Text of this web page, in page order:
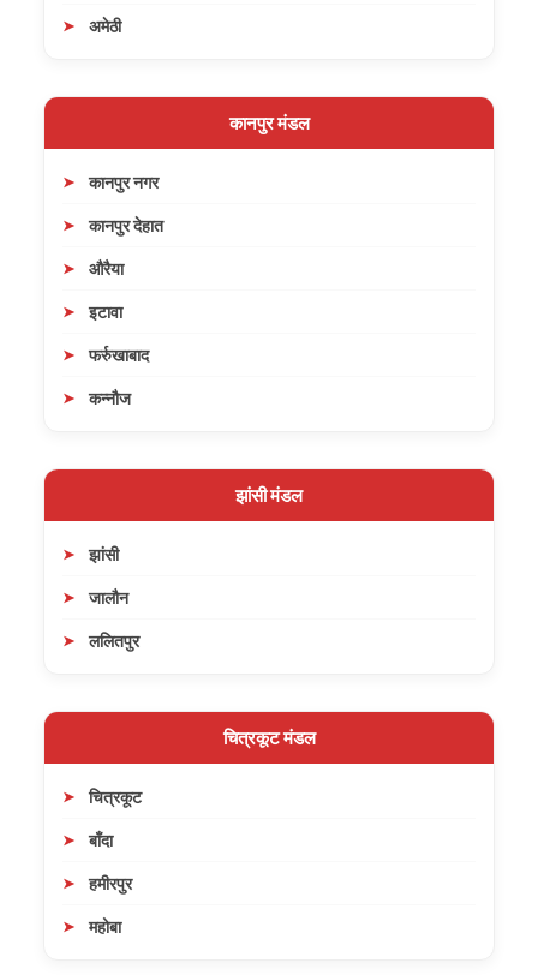
अमेठी
कानपुर मंडल
कानपुर नगर
कानपुर देहात
औरैया
इटावा
फर्रुखाबाद
कन्नौज
झांसी मंडल
झांसी
जालौन
ललितपुर
चित्रकूट मंडल
चित्रकूट
बाँदा
हमीरपुर
महोबा